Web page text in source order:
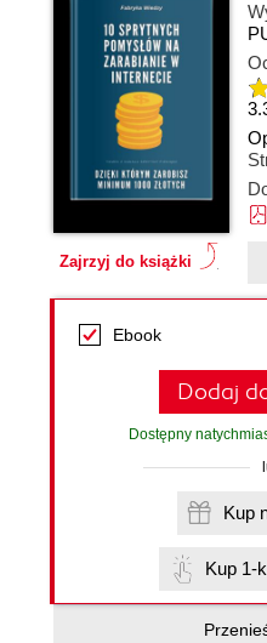
Zajrzyj do książki
Ebook
Dodaj
Dostępny
Kup 1-